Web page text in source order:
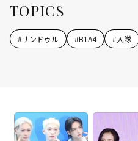
TOPICS
#サンドゥル #B1A4 #入隊